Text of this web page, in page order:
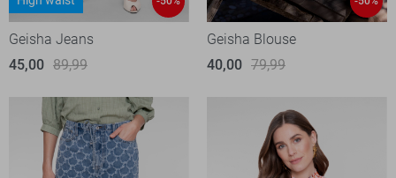
Geisha Jeans
45,00 89,99
Geisha Blouse
40,00 79,99